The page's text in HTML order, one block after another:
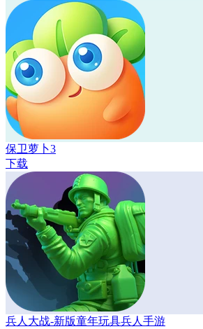
保卫萝卜3
下载
兵人大战-新版童年玩具兵人手游